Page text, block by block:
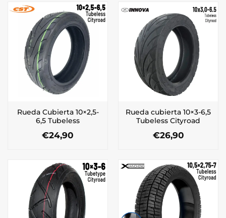
Rueda Cubierta 10×2,5-
6,5 Tubeless
€24,90
Rueda cubierta 10×3-6,5
Tubeless Cityroad
€26,90